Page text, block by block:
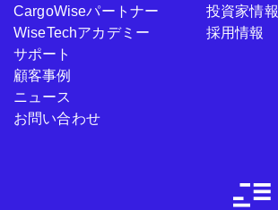
CargoWiseパートナー
WiseTechアカデミー
サポート
顧客事例
ニュース
お問い合わせ
投資家情報
採用情報